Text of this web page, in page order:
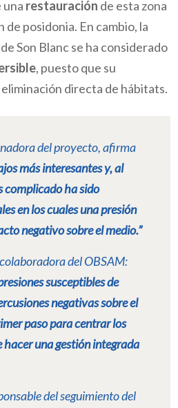
una restauración de esta zona
de posidonia. En cambio, la
Son Blanc se ha considerado
, puesto que su
directa de hábitats.
del proyecto, afirma
más interesantes y, al
complicado ha sido
en los cuales una presión
negativo sobre el medio.”
del OBSAM:
susceptibles de
negativas sobre el
paso para centrar los
hacer una gestión integrada
del seguimiento del